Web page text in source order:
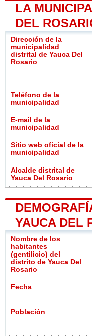
LA
DEL
Dirección de la
municipalidad
distrital de Yauca Del
Rosario
Teléfono de la
municipalidad
E-mail de la
municipalidad
Sitio web oficial de la
municipalidad
Alcalde distrital de
Yauca Del Rosario
YAUCA DEL
Nombre de los
habitantes
(gentilicio) del
distrito de Yauca Del
Rosario
Fecha
Población